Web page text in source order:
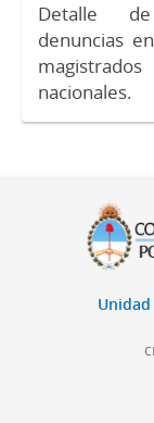
Detalle
denuncias
nacionales.